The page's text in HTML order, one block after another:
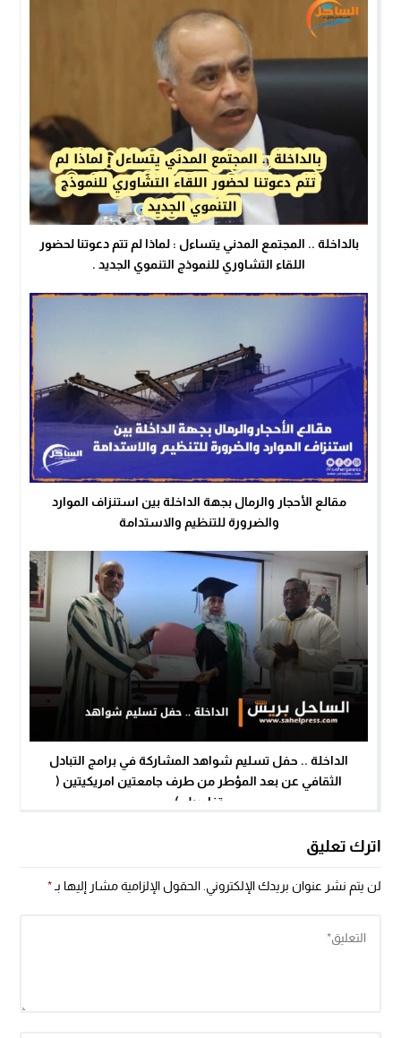
بالداخلة .. المجتمع المدني يتساءل : لماذا لم تتم دعوتنا لحضور
اللقاء التشاوري للنموذج التنموي الجديد .
مقالع الأحجار والرمال بجهة الداخلة بين استنزاف الموارد
والضرورة للتنظيم والاستدامة
الداخلة .. حفل تسليم شواهد المشاركة في برامج التبادل
الثقافي عن بعد المؤطر من طرف جامعتين امريكيتين (
تفاصيل )
اترك تعليق
لن يتم نشر عنوان بريدك الإلكتروني. الحقول الإلزامية مشار إليها بـ*